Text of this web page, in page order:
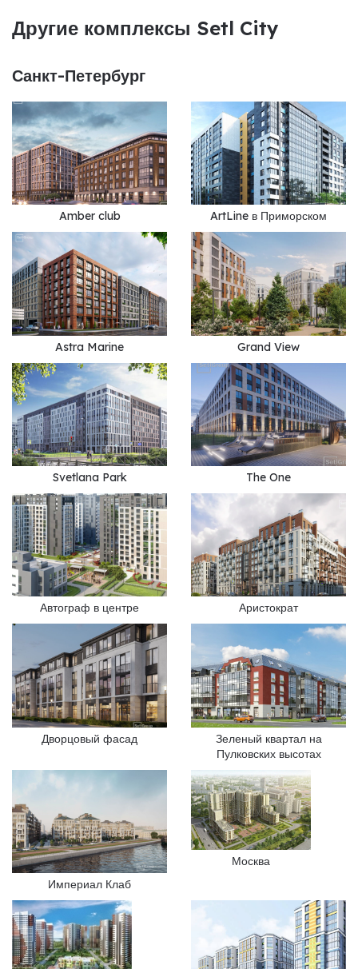
Другие комплексы Setl City
Санкт-Петербург
Amber club ArtLine в Приморском
Astra Marine Grand View
Svetlana Park The One
Автограф в центре Аристократ
Дворцовый фасад
Зеленый квартал на
Пулковских высотах
Империал Клаб
Москва